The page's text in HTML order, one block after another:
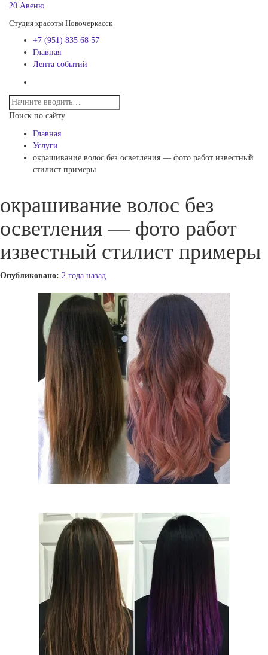
20 Авеню
Студия красоты Новочеркасск
+7 (951) 835 68 57
Главная
Лента событий
Поиск по сайту
Главная
Услуги
окрашивание волос без осветления — фото работ известный
стилист примеры
окрашивание волос без
осветления — фото работ
известный стилист примеры
Опубликовано: 2 года назад